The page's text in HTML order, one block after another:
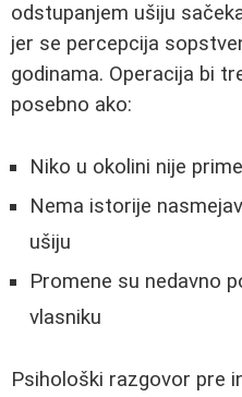
odstupanjem ušiju
jer se percepcija
godinama. Operacija bi
posebno ako:
Niko u okolini nije
Nema istorije
ušiju
Promene su nedavno
vlasniku
Psihološki razgovor pre